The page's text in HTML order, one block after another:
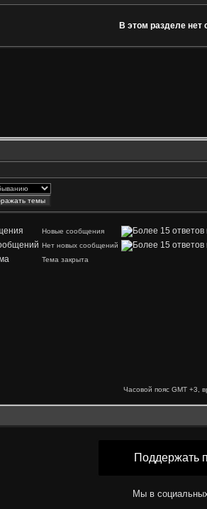
В этом разделе нет
Новые сообщения
Нет новых сообщений
Тема закрыта
Часовой пояс GMT +3,
Поддержать
Мы в